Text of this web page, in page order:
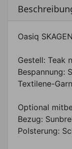
Oasiq
Gestell: Teak
Bespannung:
Textilene-
Optional
Bezug:
Polsterung: